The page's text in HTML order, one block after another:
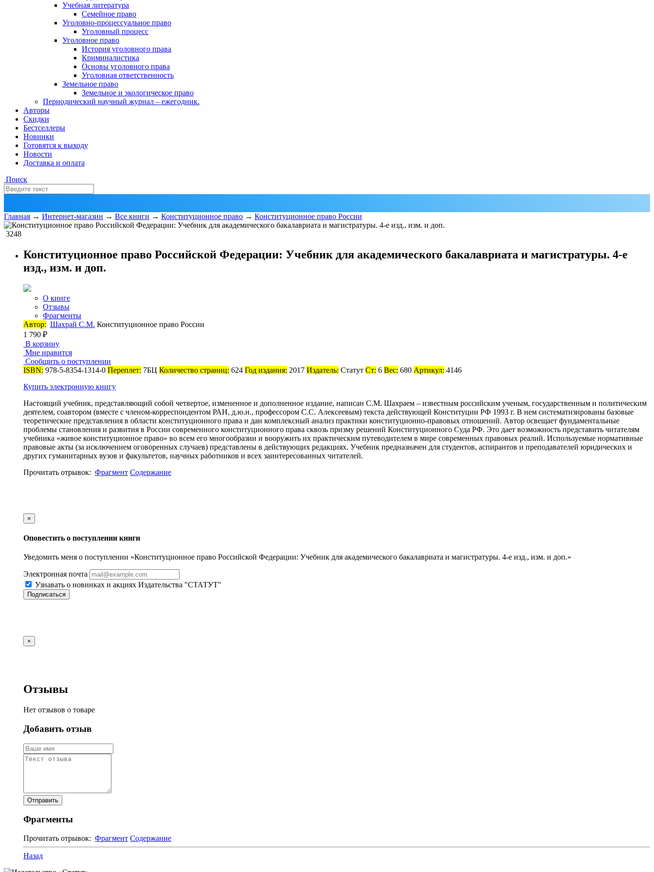
Учебная литература
Семейное право
Уголовно-процессуальное право
Уголовный процесс
Уголовное право
История уголовного права
Криминалистика
Основы уголовного права
Уголовная ответственность
Земельное право
Земельное и экологическое право
Периодический научный журнал – ежегодник.
Авторы
Скидки
Бестселлеры
Новинки
Готовятся к выходу
Новости
Доставка и оплата
Поиск
Главная → Интернет-магазин → Все книги → Конституционное право → Конституционное право России
3248
Конституционное право Российской Федерации: Учебник для академического бакалавриата и магистратуры. 4-е
изд., изм. и доп.
О книге
Отзывы
Фрагменты
Автор: Шахрай С.М. Конституционное право России
1 790 ₽
В корзину
Мне нравится
Сообщить о поступлении
ISBN: 978-5-8354-1314-0 Переплет: 7БЦ Количество страниц: 624 Год издания: 2017 Издатель: Статут Ст: 6 Вес: 680 Артикул: 4146
Купить электронную книгу
Настоящий учебник, представляющий собой четвертое, измененное и дополненное издание, написан С.М. Шахраем – известным российским ученым, государственным и политическим
деятелем, соавтором (вместе с членом-корреспондентом РАН, д.ю.н., профессором С.С. Алексеевым) текста действующей Конституции РФ 1993 г. В нем систематизированы базовые
теоретические представления в области конституционного права и дан комплексный анализ практики конституционно-правовых отношений. Автор освещает фундаментальные
проблемы становления и развития в России современного конституционного права сквозь призму решений Конституционного Суда РФ. Это дает возможность представить читателям
учебника «живое конституционное право» во всем его многообразии и вооружить их практическим путеводителем в мире современных правовых реалий. Используемые нормативные
правовые акты (за исключением оговоренных случаев) представлены в действующих редакциях. Учебник предназначен для студентов, аспирантов и преподавателей юридических и
других гуманитарных вузов и факультетов, научных работников и всех заинтересованных читателей.
Прочитать отрывок: Фрагмент Содержание
×
Оповестить о поступлении книги
Уведомить меня о поступлении «Конституционное право Российской Федерации: Учебник для академического бакалавриата и магистратуры. 4-е изд., изм. и доп.»
Электронная почта
Узнавать о новинках и акциях Издательства "СТАТУТ"
Подписаться
×
Отзывы
Нет отзывов о товаре
Добавить отзыв
Фрагменты
Прочитать отрывок: Фрагмент Содержание
Назад